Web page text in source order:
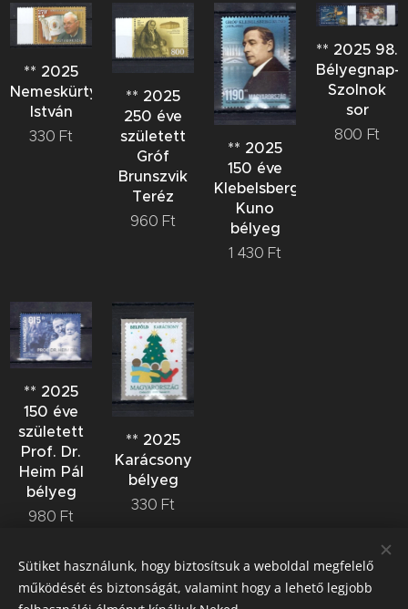
** 2025
Nemeskürty
István
330 Ft
** 2025
250 éve
született
Gróf
Brunszvik
Teréz
960 Ft
** 2025
150 éve
Klebelsberg
Kuno
bélyeg
1 430 Ft
** 2025 98.
Bélyegnap-
Szolnok
sor
800 Ft
** 2025
150 éve
született
Prof. Dr.
Heim Pál
bélyeg
980 Ft
** 2025
Karácsony
bélyeg
330 Ft
Sütiket használunk, hogy biztosítsuk a weboldal megfelelő
működését és biztonságát, valamint hogy a lehető legjobb